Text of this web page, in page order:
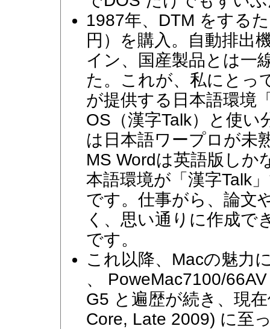
1987年、DTM をする
円）を購入。自動排出
イン、国産製品とは一
た。これが、私にとっ
が提供する日本語環境
OS（漢字Talk）と使
は日本語ワープロが未
MS Wordは英語版しか
本語環境が「漢字Talk
です。仕事がら、論文
く、思い通りに作成で
です。
これ以降、Macの魅力
、 PoweMac7100/
G5 と遍歴が続き、現
Core, Late 2009) に至